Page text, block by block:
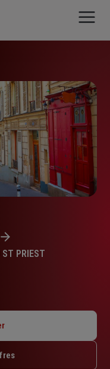
ST PRIEST